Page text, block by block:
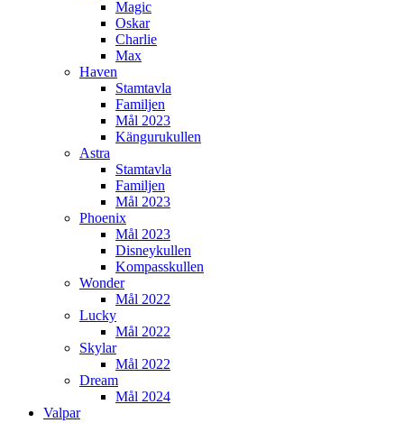
Magic
Oskar
Charlie
Max
Haven
Stamtavla
Familjen
Mål 2023
Kängurukullen
Astra
Stamtavla
Familjen
Mål 2023
Phoenix
Mål 2023
Disneykullen
Kompasskullen
Wonder
Mål 2022
Lucky
Mål 2022
Skylar
Mål 2022
Dream
Mål 2024
Valpar